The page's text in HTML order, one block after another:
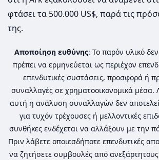
φτάσει τα 500.000 US$, παρά τις
της.
Αποποίηση ευθύνης: Το παρόν υλικό δεν
πρέπει να ερμηνεύεται ως περιέχον
επενδυτικές συστάσεις, προσφορά ή
συναλλαγές σε χρηματοοικονομικά μέσα.
αυτή η ανάλυση συναλλαγών δεν αποτελεί
για τυχόν τρέχουσες ή μελλοντικές
συνθήκες ενδέχεται να αλλάξουν με την
Πριν λάβετε οποιεσδήποτε επενδυτικές
να ζητήσετε συμβουλές από